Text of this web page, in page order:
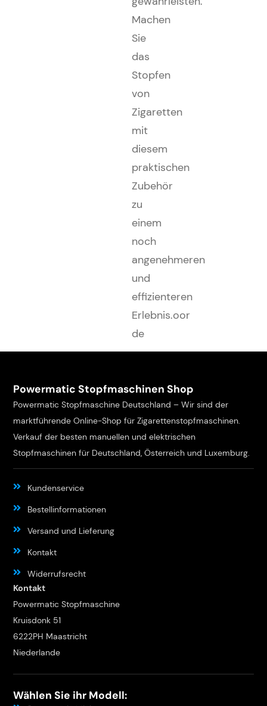
Machen
Sie
das
Stopfen
von
Zigaretten
mit
diesem
praktischen
Zubehör
zu
einem
noch
angenehmeren
und
effizienteren
Erlebnis.oor
de
Powermatic Stopfmaschinen Shop
Powermatic Stopfmaschine Deutschland – Wir sind der
marktführende Online-Shop für Zigarettenstopfmaschinen.
Verkauf der besten manuellen und elektrischen
Stopfmaschinen für Deutschland, Österreich und Luxemburg.
Kundenservice
Bestellinformationen
Versand und Lieferung
Kontakt
Widerrufsrecht
Kontakt
Powermatic Stopfmaschine
Kruisdonk 51
6222PH Maastricht
Niederlande
Wählen Sie ihr Modell: